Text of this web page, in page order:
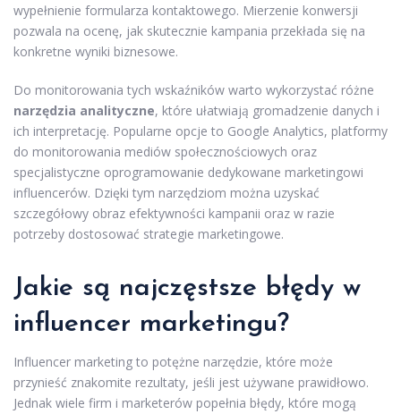
wypełnienie formularza kontaktowego. Mierzenie konwersji
pozwala na ocenę, jak skutecznie kampania przekłada się na
konkretne wyniki biznesowe.
Do monitorowania tych wskaźników warto wykorzystać różne
narzędzia analityczne, które ułatwiają gromadzenie danych i
ich interpretację. Popularne opcje to Google Analytics, platformy
do monitorowania mediów społecznościowych oraz
specjalistyczne oprogramowanie dedykowane marketingowi
influencerów. Dzięki tym narzędziom można uzyskać
szczegółowy obraz efektywności kampanii oraz w razie
potrzeby dostosować strategie marketingowe.
Jakie są najczęstsze błędy w
influencer marketingu?
Influencer marketing to potężne narzędzie, które może
przynieść znakomite rezultaty, jeśli jest używane prawidłowo.
Jednak wiele firm i marketerów popełnia błędy, które mogą